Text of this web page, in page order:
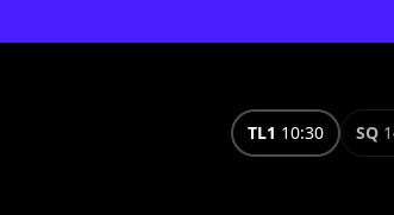
TL1 10:30 SQ